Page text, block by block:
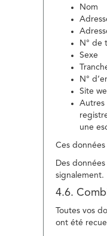
Nom
N° de
Sexe
N°
Site
Autres
une
Ces
Des
signalement.
4.6.
Toutes vos
ont été